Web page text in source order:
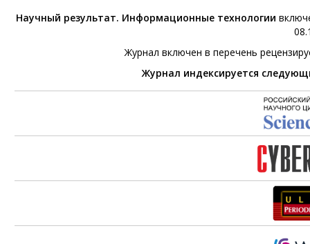
Научный результат. Информационные технологии
Журнал включен в перечень
Журнал индексируется